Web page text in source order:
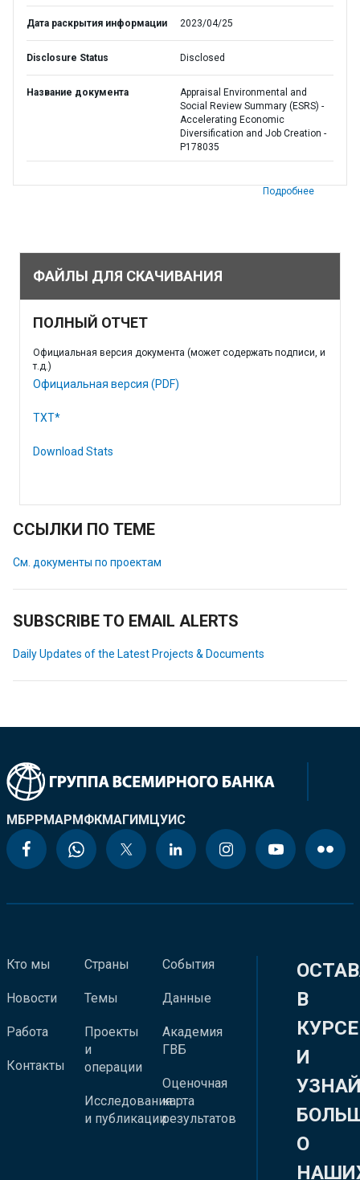
Дата раскрытия информации 2023/04/25
Disclosure Status Disclosed
Название документа
Appraisal Environmental and
Social Review Summary (ESRS) -
Accelerating Economic
Diversification and Job Creation -
P178035
Подробнее
ФАЙЛЫ ДЛЯ СКАЧИВАНИЯ
ПОЛНЫЙ ОТЧЕТ
Официальная версия документа (может содержать подписи, и
т.д.)
Официальная версия (PDF)
TXT*
Download Stats
ССЫЛКИ ПО ТЕМЕ
См. документы по проектам
SUBSCRIBE TO EMAIL ALERTS
Daily Updates of the Latest Projects & Documents
МБРРМАРМФКМАГИМЦУИС
Кто мы
Новости
Работа
Контакты
Страны
Темы
Проекты
и
операции
Исследования
и публикации
События
Данные
Академия
ГВБ
Оценочная
карта
результатов
В
КУРСЕ
И
О